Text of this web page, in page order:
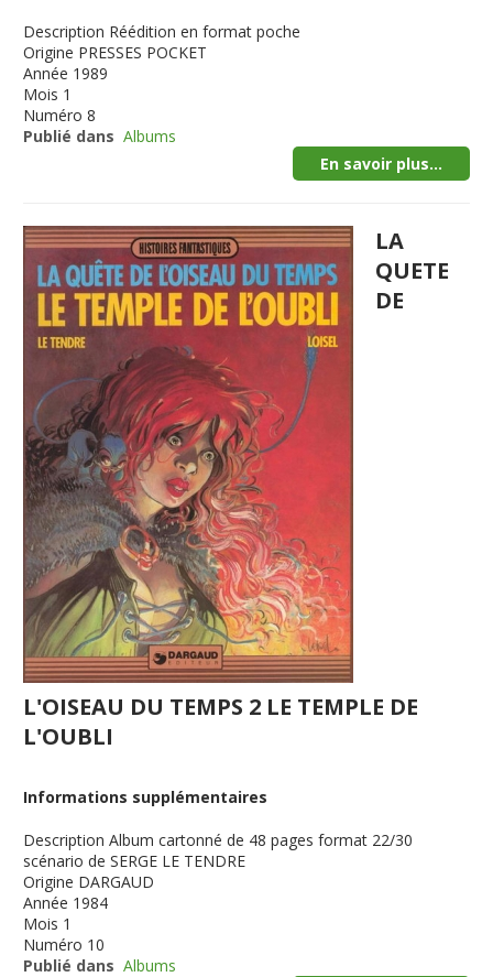
Description Réédition en format poche
Origine PRESSES POCKET
Année 1989
Mois 1
Numéro 8
Publié dans Albums
En savoir plus...
LA
QUETE
DE
L'OISEAU DU TEMPS 2 LE TEMPLE DE
L'OUBLI
Informations supplémentaires
Description Album cartonné de 48 pages format 22/30
scénario de SERGE LE TENDRE
Origine DARGAUD
Année 1984
Mois 1
Numéro 10
Publié dans Albums